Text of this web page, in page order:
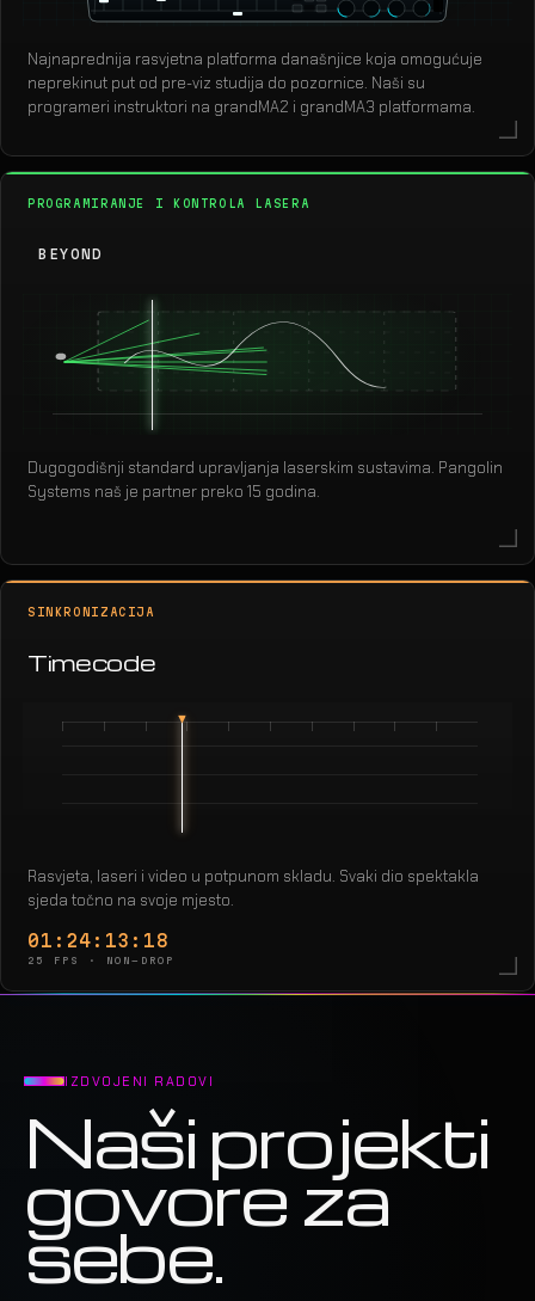
Najnaprednija rasvjetna platforma današnjice koja omogućuje
neprekinut put od pre-viz studija do pozornice. Naši su
programeri instruktori na grandMA2 i grandMA3 platformama.
PROGRAMIRANJE I KONTROLA LASERA
BEYOND
Dugogodišnji standard upravljanja laserskim sustavima. Pangolin
Systems naš je partner preko 15 godina.
SINKRONIZACIJA
Timecode
Rasvjeta, laseri i video u potpunom skladu. Svaki dio spektakla
sjeda točno na svoje mjesto.
01:24:15:15
25 FPS · NON-DROP
IZDVOJENI RADOVI
Naši projekti
govore za
sebe.